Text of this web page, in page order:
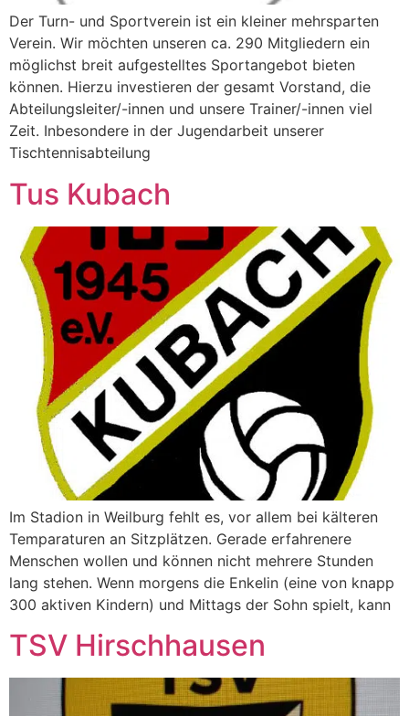
Der Turn- und Sportverein ist ein kleiner mehrsparten
Verein. Wir möchten unseren ca. 290 Mitgliedern ein
möglichst breit aufgestelltes Sportangebot bieten
können. Hierzu investieren der gesamt Vorstand, die
Abteilungsleiter/-innen und unsere Trainer/-innen viel
Zeit. Inbesondere in der Jugendarbeit unserer
Tischtennisabteilung
Tus Kubach
Im Stadion in Weilburg fehlt es, vor allem bei kälteren
Temparaturen an Sitzplätzen. Gerade erfahrenere
Menschen wollen und können nicht mehrere Stunden
lang stehen. Wenn morgens die Enkelin (eine von knapp
300 aktiven Kindern) und Mittags der Sohn spielt, kann
TSV Hirschhausen